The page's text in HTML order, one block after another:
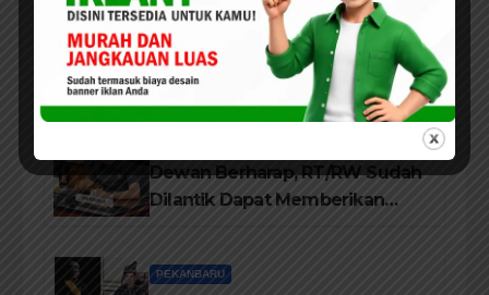
ARTIKEL PEKANBARU PENDIDIKAN
Luar Biasa Isi Pelatihan
Komunikasi Publik, Liza Fitriani
Sampaikan Materi Dari Keluhan
Menjadi Aspirasi
Dewan Berharap, RT/RW Sudah
Dilantik Dapat Memberikan
PEKANBARU